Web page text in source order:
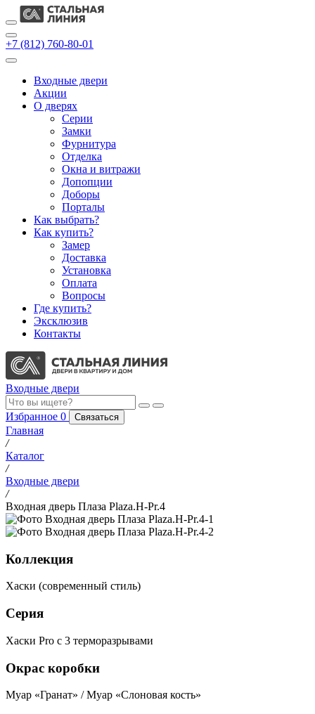
+7 (812) 760-80-01
Входные двери
Акции
О дверях
Cерии
Замки
Фурнитура
Отделка
Окна и витражи
Допопции
Доборы
Порталы
Как выбрать?
Как купить?
Замер
Доставка
Установка
Оплата
Вопросы
Где купить?
Эксклюзив
Контакты
Входные двери
Избранное 0 Связаться
Главная
/
Каталог
/
Входные двери
/
Входная дверь Плаза Plaza.H-Pr.4
Коллекция
Хаски (современный стиль)
Серия
Хаски Pro с 3 терморазрывами
Окрас коробки
Муар «Гранат» / Муар «Слоновая кость»